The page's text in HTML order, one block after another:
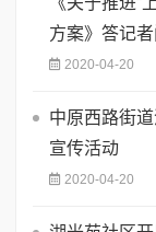
方案》答记者
2020-04-20
中原西路街
宣传活动
2020-04-20